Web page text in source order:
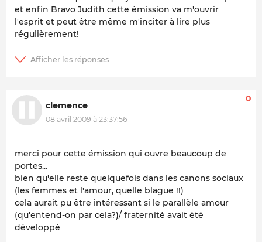
et enfin Bravo Judith cette émission va m'ouvrir
l'esprit et peut être même m'inciter à lire plus
régulièrement!
clemence
08 avril 2009 à 23:37:56
0
merci pour cette émission qui ouvre beaucoup de
portes...
bien qu'elle reste quelquefois dans les canons sociaux
(les femmes et l'amour, quelle blague !!)
cela aurait pu être intéressant si le parallèle amour
(qu'entend-on par cela?)/ fraternité avait été
développé